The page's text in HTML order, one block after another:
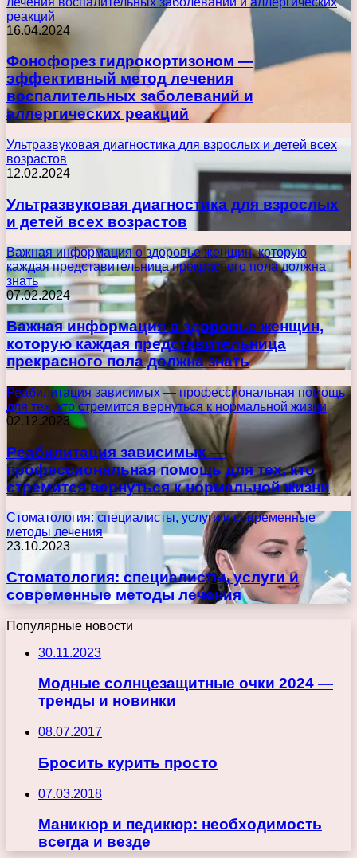
реакций
16.04.2024
Фонофорез гидрокортизоном —
эффективный метод лечения
воспалительных заболеваний и
аллергических реакций
Ультразвуковая диагностика для взрослых и детей всех
возрастов
12.02.2024
Ультразвуковая диагностика для взрослых
и детей всех возрастов
Важная информация о здоровье женщин, которую
каждая представительница прекрасного пола должна
знать
07.02.2024
Важная информация о здоровье женщин,
которую каждая представительница
прекрасного пола должна знать
Реабилитация зависимых — профессиональная помощь
для тех, кто стремится вернуться к нормальной жизни
02.12.2023
Реабилитация зависимых —
профессиональная помощь для тех, кто
стремится вернуться к нормальной жизни
Стоматология: специалисты, услуги и современные
методы лечения
23.10.2023
Стоматология: специалисты, услуги и
современные методы лечения
Популярные новости
30.11.2023
Модные солнцезащитные очки 2024 —
тренды и новинки
08.07.2017
Бросить курить просто
07.03.2018
Маникюр и педикюр: необходимость
всегда и везде